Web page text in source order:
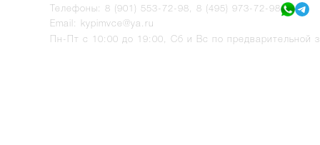
Телефоны: 8 (901) 553-72-98
8 (495) 973-72-98
Email: kypimvce@ya.ru
Пн-Пт с 10:00 до 19:00, Сб и Вс по предварительной